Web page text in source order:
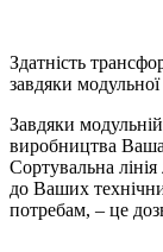
Здатність
завдяки модульної
Завдяки
виробництва Ваша
Сортувальна
до Ваших
потребам, – це